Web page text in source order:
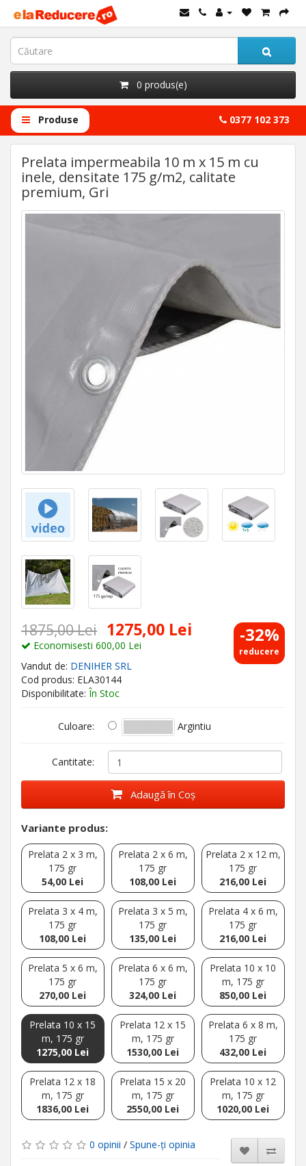
0 produs(e)
Produse 0377 102 373
Prelata impermeabila 10 m x 15 m cu
inele, densitate 175 g/m2, calitate
premium, Gri
-32%
reducere
1875,00 Lei 1275,00 Lei
Economisesti 600,00 Lei
Vandut de: DENIHER SRL
Cod produs: ELA30144
Disponibilitate: În Stoc
Culoare: Argintiu
Cantitate:
Adaugă în Coş
Variante produs:
Prelata 2 x 3 m,
175 gr
54,00 Lei
Prelata 2 x 6 m,
175 gr
108,00 Lei
Prelata 2 x 12 m,
175 gr
216,00 Lei
Prelata 3 x 4 m,
175 gr
108,00 Lei
Prelata 3 x 5 m,
175 gr
135,00 Lei
Prelata 4 x 6 m,
175 gr
216,00 Lei
Prelata 5 x 6 m,
175 gr
270,00 Lei
Prelata 6 x 6 m,
175 gr
324,00 Lei
Prelata 10 x 10
m, 175 gr
850,00 Lei
Prelata 10 x 15
m, 175 gr
1275,00 Lei
Prelata 12 x 15
m, 175 gr
1530,00 Lei
Prelata 6 x 8 m,
175 gr
432,00 Lei
Prelata 12 x 18
m, 175 gr
1836,00 Lei
Prelata 15 x 20
m, 175 gr
2550,00 Lei
Prelata 10 x 12
m, 175 gr
1020,00 Lei
0 opinii / Spune-ţi opinia